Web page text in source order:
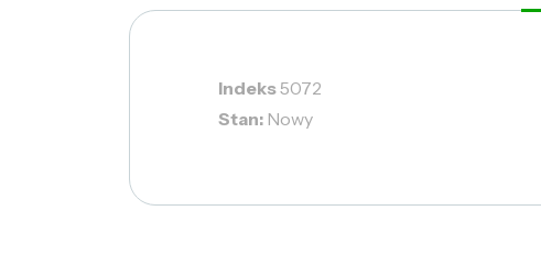
Indeks5072
Stan: Nowy